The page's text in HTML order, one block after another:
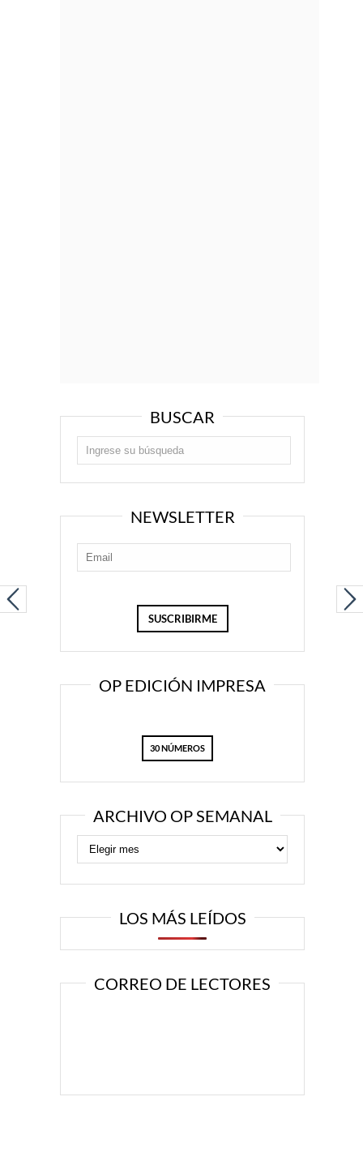
BUSCAR
NEWSLETTER
OP EDICIÓN IMPRESA
30 NÚMEROS
ARCHIVO OP SEMANAL
LOS MÁS LEÍDOS
CORREO DE LECTORES